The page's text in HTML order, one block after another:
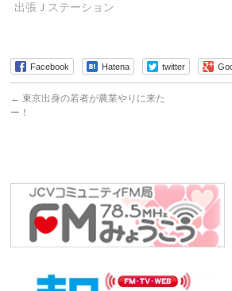
出張Ｊステーション
Facebook Hatena twitter
← 東京出身の若者が農業やりに来た
ー！